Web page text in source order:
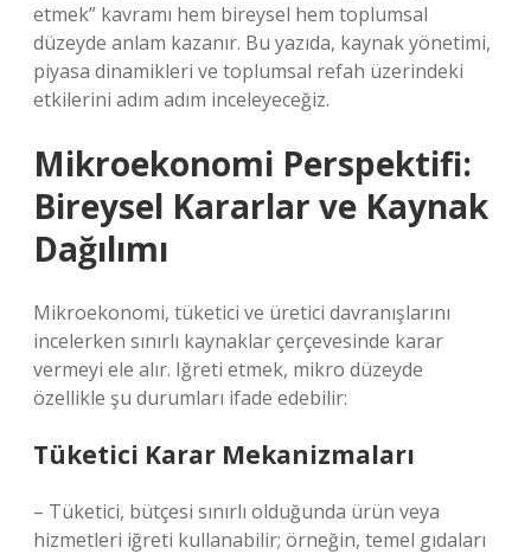
etmek” kavramı hem bireysel hem toplumsal
düzeyde anlam kazanır. Bu yazıda, kaynak yönetimi,
piyasa dinamikleri ve toplumsal refah üzerindeki
etkilerini adım adım inceleyeceğiz.
Mikroekonomi Perspektifi:
Bireysel Kararlar ve Kaynak
Dağılımı
Mikroekonomi, tüketici ve üretici davranışlarını
incelerken sınırlı kaynaklar çerçevesinde karar
vermeyi ele alır. Iğreti etmek, mikro düzeyde
özellikle şu durumları ifade edebilir:
Tüketici Karar Mekanizmaları
– Tüketici, bütçesi sınırlı olduğunda ürün veya
hizmetleri iğreti kullanabilir; örneğin, temel gıdaları